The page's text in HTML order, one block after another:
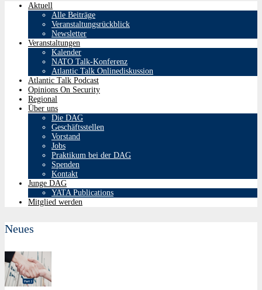
Aktuell
Alle Beiträge
Veranstaltungsrückblick
Newsletter
Veranstaltungen
Kalender
NATO Talk-Konferenz
Atlantic Talk Onlinediskussion
Atlantic Talk Podcast
Opinions On Security
Regional
Über uns
Die DAG
Geschäftsstellen
Vorstand
Jobs
Praktikum bei der DAG
Spenden
Kontakt
Junge DAG
YATA Publications
Mitglied werden
Neues